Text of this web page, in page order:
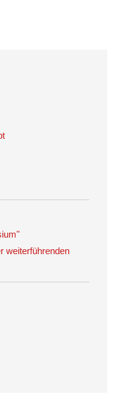
weiterführenden